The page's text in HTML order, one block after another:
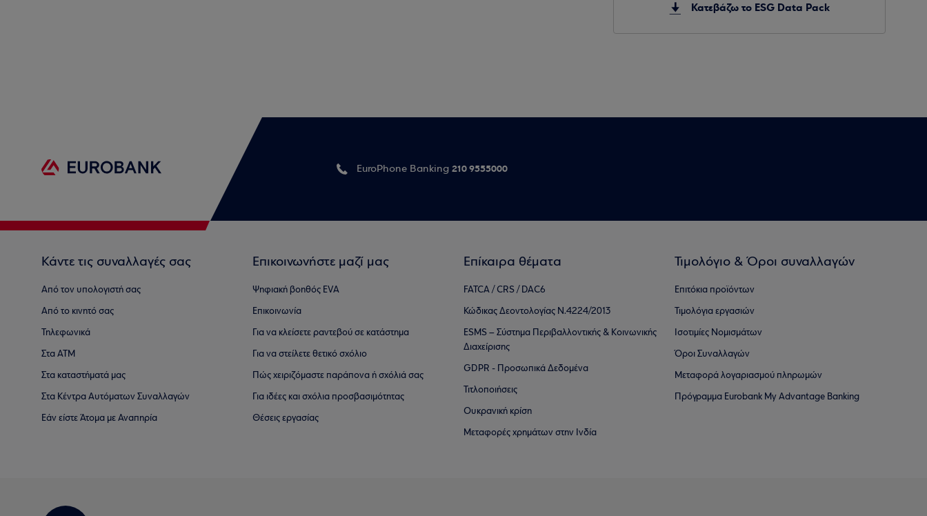
Κατεβάζω το ESG Data Pack
EuroPhone Banking 210 9555000
Κάντε τις συναλλαγές σας
Από τον υπολογιστή σας
Από το κινητό σας
Τηλεφωνικά
Στα ΑΤΜ
Στα καταστήματά μας
Στα Κέντρα Αυτόματων Συναλλαγών
Εάν είστε Άτομα με Αναπηρία
Επικοινωνήστε μαζί μας
Ψηφιακή βοηθός EVA
Επικοινωνία
Για να κλείσετε ραντεβού σε κατάστημα
Για να στείλετε θετικό σχόλιο
Πώς χειριζόμαστε παράπονα ή σχόλιά σας
Για ιδέες και σχόλια προσβασιμότητας
Θέσεις εργασίας
Επίκαιρα θέματα
FATCA / CRS / DAC6
Κώδικας Δεοντολογίας Ν.4224/2013
ESMS – Σύστημα Περιβαλλοντικής & Κοινωνικής
Διαχείρισης
GDPR - Προσωπικά Δεδομένα
Τιτλοποιήσεις
Ουκρανική κρίση
Μεταφορές χρημάτων στην Ινδία
Τιμολόγιο & Όροι συναλλαγών
Επιτόκια προϊόντων
Τιμολόγια εργασιών
Ισοτιμίες Νομισμάτων
Όροι Συναλλαγών
Μεταφορά λογαριασμού πληρωμών
Πρόγραμμα Eurobank My Advantage Banking